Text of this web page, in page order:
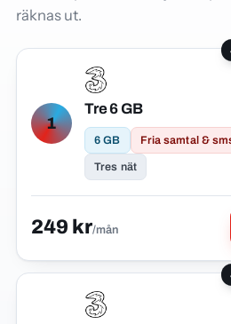
räknas ut.
1
Tre 6 GB
6 GB Fria samtal &
Tres nät
249 kr/mån